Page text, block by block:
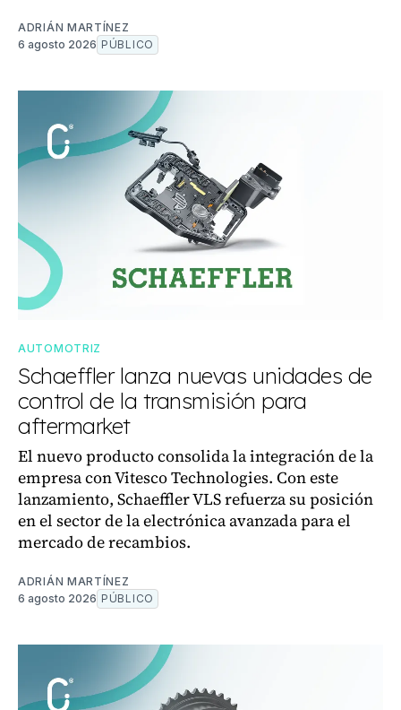
ADRIÁN MARTÍNEZ
6 agosto 2026 PÚBLICO
AUTOMOTRIZ
Schaeffler lanza nuevas unidades de
control de la transmisión para
aftermarket
El nuevo producto consolida la integración de la
empresa con Vitesco Technologies. Con este
lanzamiento, Schaeffler VLS refuerza su posición
en el sector de la electrónica avanzada para el
mercado de recambios.
ADRIÁN MARTÍNEZ
6 agosto 2026 PÚBLICO